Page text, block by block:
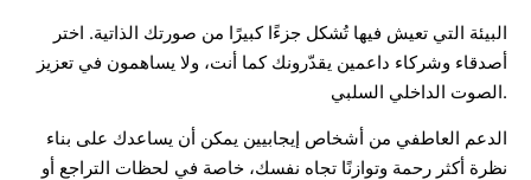
البيئة التي تعيش فيها تُشكل جزءًا كبيرًا من صورتك الذاتية. اختر
أصدقاء وشركاء داعمين يقدّرونك كما أنت، ولا يساهمون في تعزيز
الصوت الداخلي السلبي.
الدعم العاطفي من أشخاص إيجابيين يمكن أن يساعدك على بناء
نظرة أكثر رحمة وتوازنًا تجاه نفسك، خاصة في لحظات التراجع أو